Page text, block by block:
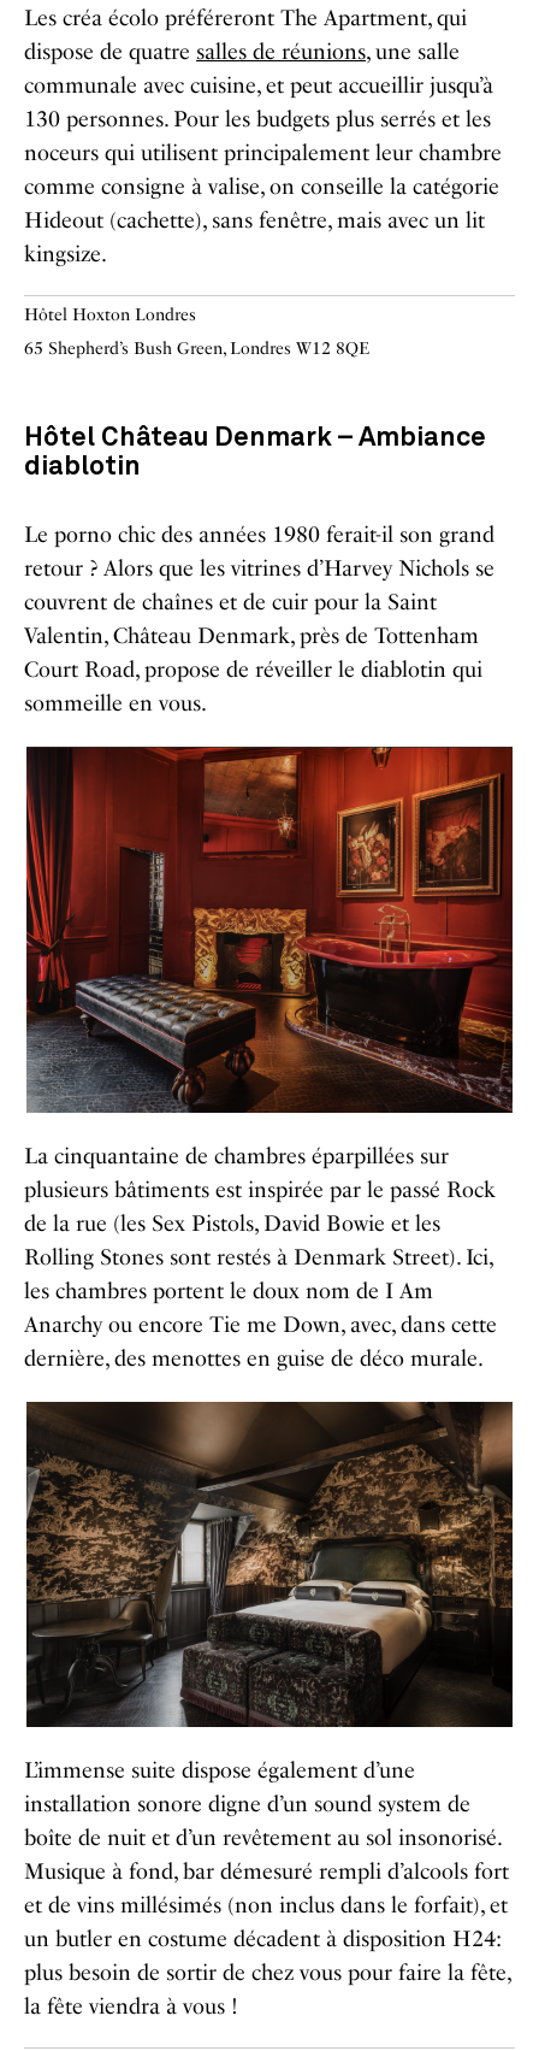
Les créa écolo préféreront The Apartment, qui
dispose de quatre salles de réunions, une salle
communale avec cuisine, et peut accueillir jusqu’à
130 personnes. Pour les budgets plus serrés et les
noceurs qui utilisent principalement leur chambre
comme consigne à valise, on conseille la catégorie
Hideout (cachette), sans fenêtre, mais avec un lit
kingsize.
Hôtel Hoxton Londres
65 Shepherd’s Bush Green, Londres W12 8QE
Hôtel Château Denmark – Ambiance
diablotin
Le porno chic des années 1980 ferait-il son grand
retour ? Alors que les vitrines d’Harvey Nichols se
couvrent de chaînes et de cuir pour la Saint
Valentin, Château Denmark, près de Tottenham
Court Road, propose de réveiller le diablotin qui
sommeille en vous.
La cinquantaine de chambres éparpillées sur
plusieurs bâtiments est inspirée par le passé Rock
de la rue (les Sex Pistols, David Bowie et les
Rolling Stones sont restés à Denmark Street). Ici,
les chambres portent le doux nom de I Am
Anarchy ou encore Tie me Down, avec, dans cette
dernière, des menottes en guise de déco murale.
L’immense suite dispose également d’une
installation sonore digne d’un sound system de
boîte de nuit et d’un revêtement au sol insonorisé.
Musique à fond, bar démesuré rempli d’alcools fort
et de vins millésimés (non inclus dans le forfait), et
un butler en costume décadent à disposition H24:
plus besoin de sortir de chez vous pour faire la fête,
la fête viendra à vous !